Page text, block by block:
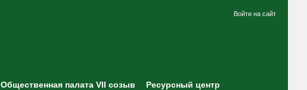
Войти на сайт
Общественная палата VII созыв
Ресурсный центр